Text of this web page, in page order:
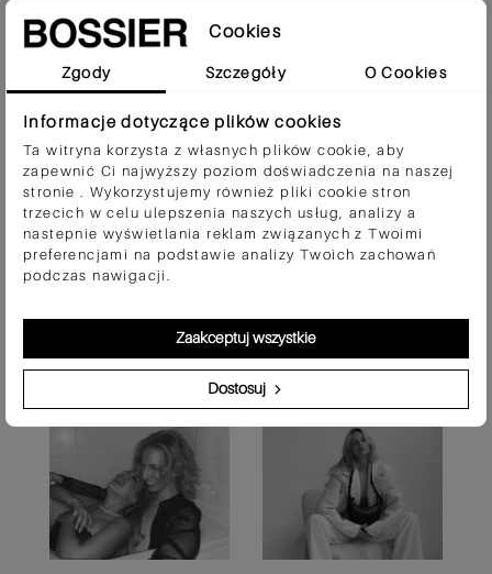
POBIERZ
Czy ten wpis Ci się podoba?
Tak(0) Nie(0)
Powiązane posty
Cookies
Zgody Szczegóły O Cookies
Informacje dotyczące plików cookies
Ta witryna korzysta z własnych plików cookie, aby
zapewnić Ci najwyższy poziom doświadczenia na naszej
stronie . Wykorzystujemy również pliki cookie stron
trzecich w celu ulepszenia naszych usług, analizy a
nastepnie wyświetlania reklam związanych z Twoimi
preferencjami na podstawie analizy Twoich zachowań
podczas nawigacji.
Dostosuj
Zaakceptuj wszystkie